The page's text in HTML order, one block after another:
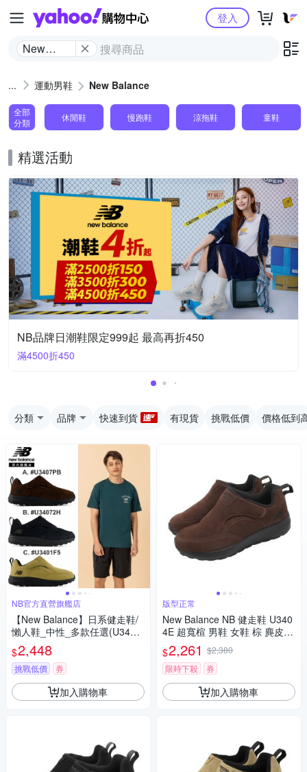
Yahoo購物中心
New
登入
運動男鞋 New Balance
全部
分類
休閒鞋 慢跑鞋 涼拖鞋 童鞋
精選活動
NB品牌日潮鞋限定999起 最高再折450
滿4500折450
分類 品牌 快速到貨 有現貨 挑戰低價 價格低到
NB官方直營旗艦店
【New Balance】日系健走鞋/
懶人鞋_中性_多款任選(U3407
PB/U34072H/U3401F5)
$2,448
挑戰低價 券
加入購物車
版型正常
New Balance NB 健走鞋 U340
4E 超寬楦 男鞋 女鞋 棕 麂皮
魔鬼氈 休閒鞋 U3407PB-4E
$2,261 $2,380
限時下殺
券
加入購物車